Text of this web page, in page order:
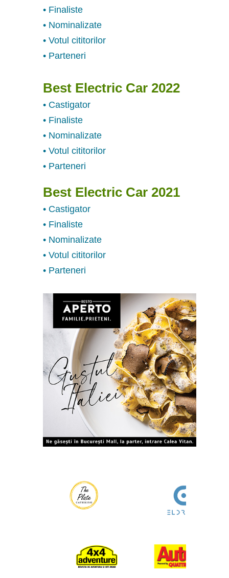
• Finaliste
• Nominalizate
• Votul cititorilor
• Parteneri
Best Electric Car 2022
• Castigator
• Finaliste
• Nominalizate
• Votul cititorilor
• Parteneri
Best Electric Car 2021
• Castigator
• Finaliste
• Nominalizate
• Votul cititorilor
• Parteneri